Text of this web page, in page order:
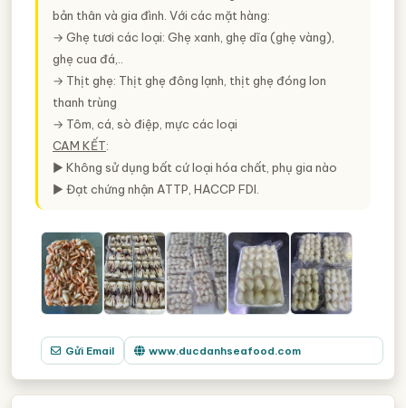
bản thân và gia đình. Với các mặt hàng:
→ Ghẹ tươi các loại: Ghẹ xanh, ghẹ dĩa (ghẹ vàng),
ghẹ cua đá,..
→ Thịt ghẹ: Thịt ghẹ đông lạnh, thịt ghẹ đóng lon
thanh trùng
→ Tôm, cá, sò điệp, mực các loại
CAM KẾT:
► Không sử dụng bất cứ loại hóa chất, phụ gia nào
► Đạt chứng nhận ATTP, HACCP FDI.
Gửi Email www.ducdanhseafood.com